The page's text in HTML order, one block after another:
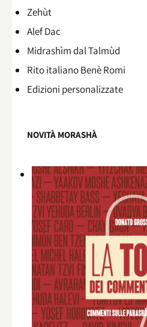
Zehùt
Alef Dac
Midrashìm dal Talmùd
Rito italiano Benè Romi​
Edizioni personalizzate
NOVITÀ MORASHÀ